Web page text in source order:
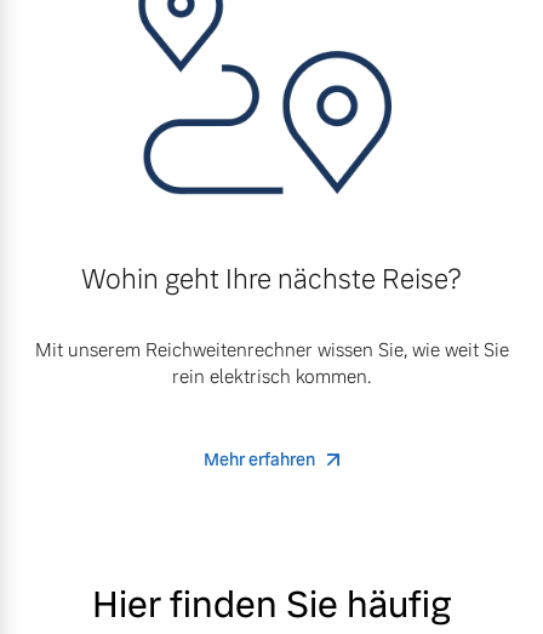
Wohin geht Ihre nächste Reise?
Mit unserem Reichweitenrechner wissen Sie, wie weit Sie
rein elektrisch kommen.
Mehr erfahren
Hier finden Sie häufig